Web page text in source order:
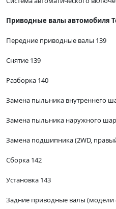
Приводные валы автомобиля
Передние приводные валы 139
Снятие 139
Разборка 140
Замена пыльника внутреннего
Замена пыльника наружного
Замена подшипника (2WD,
Сборка 142
Установка 143
Задние приводные валы (модели